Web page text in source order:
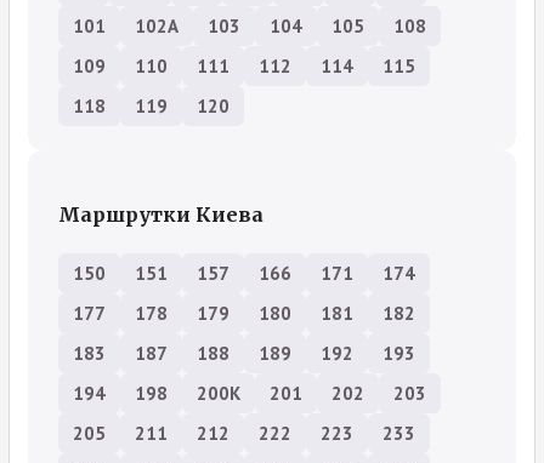
101
102А 103 104 105
108
109
110 111 112 114
115
118
119 120
Маршрутки Киева
150 151 157 166 171
174
177
178 179 180 181
182
183
187 188 189 192
193
194
198 200К 201 202
203
205
211 212 222 223
233